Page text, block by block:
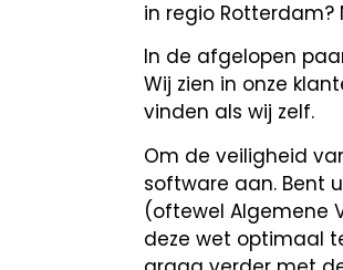
in regio
In de afgelopen
Wij zien in onze
vinden als wij zelf.
Om de veiligheid
software aan. Bent
(oftewel Algemene
deze wet optimaal